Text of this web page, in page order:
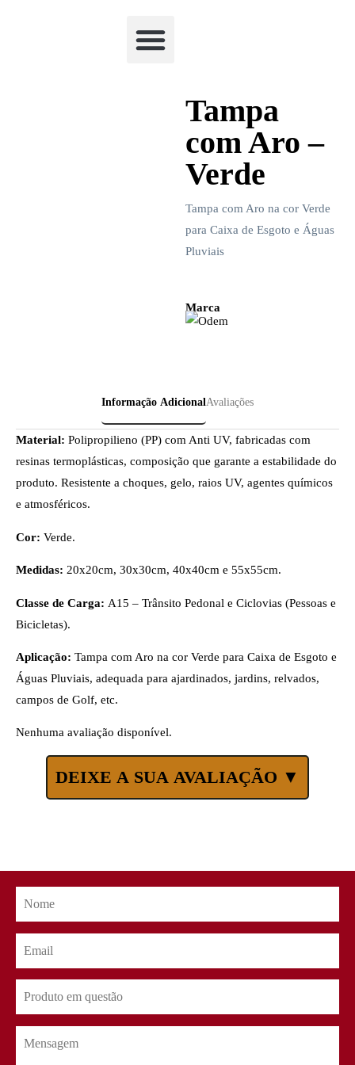
Tampa
com Aro –
Verde
Tampa com Aro na cor Verde
para Caixa de Esgoto e Águas
Pluviais
Marca
Informação AdicionalAvaliações
Material: Polipropilieno (PP) com Anti UV, fabricadas com
resinas termoplásticas, composição que garante a estabilidade do
produto. Resistente a choques, gelo, raios UV, agentes químicos
e atmosféricos.
Cor: Verde.
Medidas: 20x20cm, 30x30cm, 40x40cm e 55x55cm.
Classe de Carga: A15 – Trânsito Pedonal e Ciclovias (Pessoas e
Bicicletas).
Aplicação: Tampa com Aro na cor Verde para Caixa de Esgoto e
Águas Pluviais, adequada para ajardinados, jardins, relvados,
campos de Golf, etc.
Nenhuma avaliação disponível.
DEIXE A SUA AVALIAÇÃO ▼